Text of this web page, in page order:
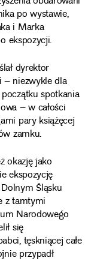
po wystawie,
i Marka
ekspozycji.
dyrektor
– niezwykle dla
spotkania
– w całości
pary książęcej
zamku.
okazję jako
ekspozycję
Śląsku
z tamtymi
Narodowego
się
tęskniącej całe
przypadł